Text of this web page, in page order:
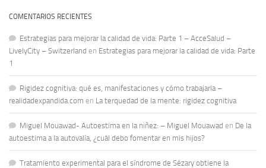
COMENTARIOS RECIENTES
Estrategias para mejorar la calidad de vida: Parte 1 – AcceSalud –
LivelyCity – Switzerland en Estrategias para mejorar la calidad de vida: Parte
1
Rigidez cognitiva: qué es, manifestaciones y cómo trabajarla –
realidadexpandida.com en La terquedad de la mente: rigidez cognitiva
Miguel Mouawad- Autoestima en la niñez: – Miguel Mouawad en De la
autoestima a la autovalía, ¿cuál debo fomentar en mis hijos?
Tratamiento experimental para el síndrome de Sézary obtiene la